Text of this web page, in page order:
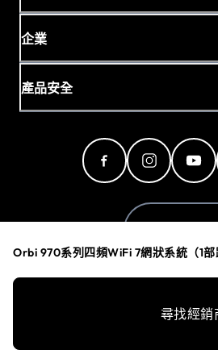
Orbi 970系列四頻WiFi 7網狀系統（1部
尋找經銷
企業
產品安全
Cookie偏好設